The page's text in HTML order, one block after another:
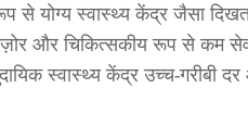
से योग्य स्वास्थ्य केंद्र जैसा
और चिकित्सकीय रूप से कम
स्वास्थ्य केंद्र उच्च-गरीबी